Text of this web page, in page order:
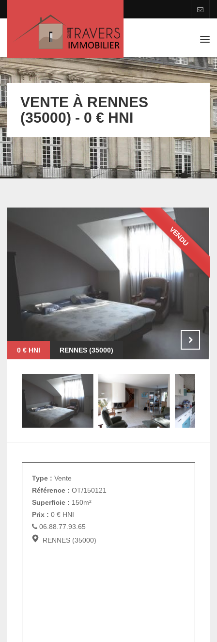
VENTE À RENNES
(35000) - 0 € HNI
0 € HNI RENNES (35000)
VENDU
Type : Vente
Référence : OT/150121
Superficie : 150m²
Prix : 0 € HNI
06.88.77.93.65
RENNES (35000)